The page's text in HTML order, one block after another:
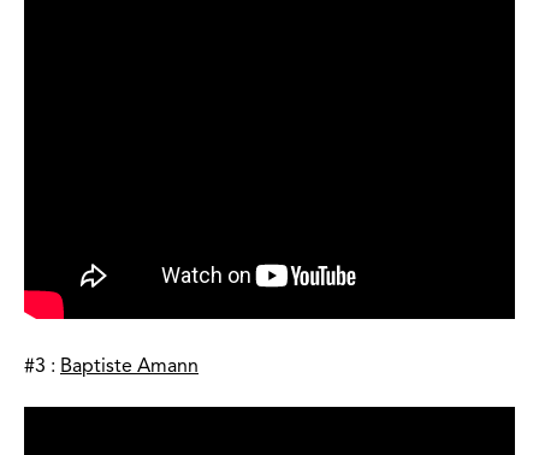
#3 : Baptiste Amann